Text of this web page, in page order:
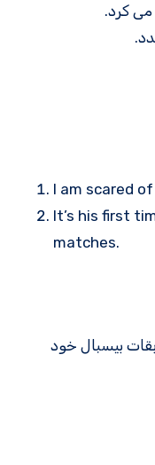
I am scared of
It’s his first
matches.
بیسبال خود